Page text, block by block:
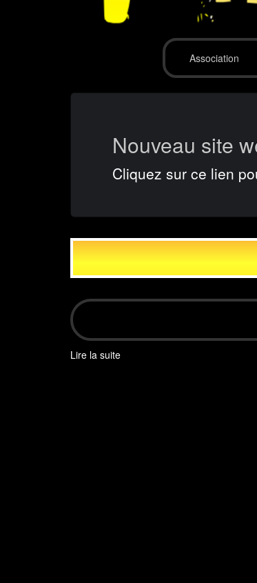
Association
Nouveau site
Cliquez sur ce lien
Lire la suite